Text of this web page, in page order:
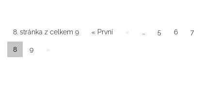
8. stránka z celkem 9 « První « ... 5 6 7
8 9 »